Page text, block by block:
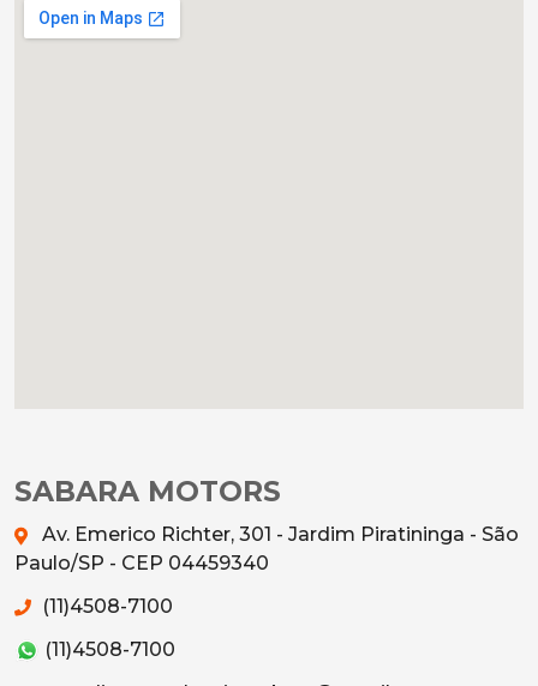
SABARA MOTORS
Av. Emerico Richter, 301 - Jardim Piratininga - São
Paulo/SP - CEP 04459340
(11)4508-7100
(11)4508-7100